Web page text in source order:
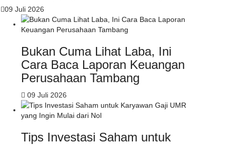
09 Juli 2026
Bukan Cuma Lihat Laba, Ini
Cara Baca Laporan Keuangan
Perusahaan Tambang
09 Juli 2026
Tips Investasi Saham untuk